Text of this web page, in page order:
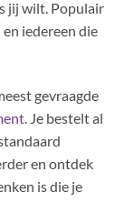
jij wilt. Populair
iedereen die
gevraagde
. Je bestelt al
en ontdek
is die je